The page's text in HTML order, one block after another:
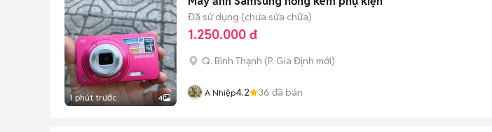
1 phút trước 4
Đã sử dụng (chưa sửa chữa)
1.250.000 đ
Q. Bình Thạnh (P. Gia Định mới)
A Nhiệp4.2 36 đã bán